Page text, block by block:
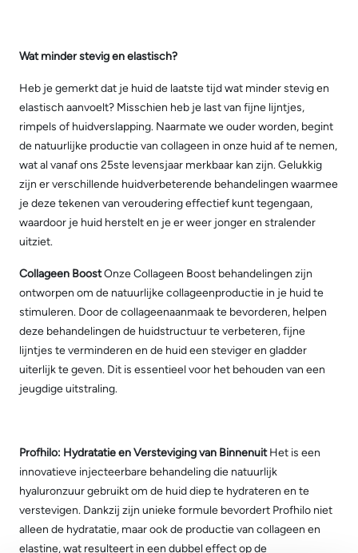
Wat minder stevig en elastisch?
Heb je gemerkt dat je huid de laatste tijd wat minder stevig en
elastisch aanvoelt? Misschien heb je last van fijne lijntjes,
rimpels of huidverslapping. Naarmate we ouder worden, begint
de natuurlijke productie van collageen in onze huid af te nemen,
wat al vanaf ons 25ste levensjaar merkbaar kan zijn. Gelukkig
zijn er verschillende huidverbeterende behandelingen waarmee
je deze tekenen van veroudering effectief kunt tegengaan,
waardoor je huid herstelt en je er weer jonger en stralender
uitziet.
Collageen BoostOnze Collageen Boost behandelingen zijn
ontworpen om de natuurlijke collageenproductie in je huid te
stimuleren. Door de collageenaanmaak te bevorderen, helpen
deze behandelingen de huidstructuur te verbeteren, fijne
lijntjes te verminderen en de huid een steviger en gladder
uiterlijk te geven. Dit is essentieel voor het behouden van een
jeugdige uitstraling.
Profhilo: Hydratatie en Versteviging van BinnenuitHet is een
innovatieve injecteerbare behandeling die natuurlijk
hyaluronzuur gebruikt om de huid diep te hydrateren en te
verstevigen. Dankzij zijn unieke formule bevordert Profhilo niet
alleen de hydratatie, maar ook de productie van collageen en
elastine, wat resulteert in een dubbel effect op de